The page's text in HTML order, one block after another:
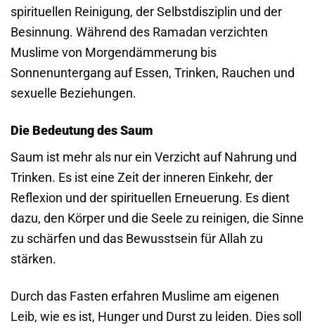
spirituellen Reinigung, der Selbstdisziplin und der
Besinnung. Während des Ramadan verzichten
Muslime von Morgendämmerung bis
Sonnenuntergang auf Essen, Trinken, Rauchen und
sexuelle Beziehungen.
Die Bedeutung des Saum
Saum ist mehr als nur ein Verzicht auf Nahrung und
Trinken. Es ist eine Zeit der inneren Einkehr, der
Reflexion und der spirituellen Erneuerung. Es dient
dazu, den Körper und die Seele zu reinigen, die Sinne
zu schärfen und das Bewusstsein für Allah zu
stärken.
Durch das Fasten erfahren Muslime am eigenen
Leib, wie es ist, Hunger und Durst zu leiden. Dies soll